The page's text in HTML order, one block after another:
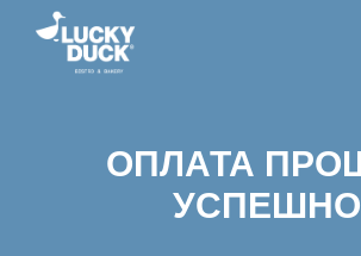
ОПЛАТА
УСПЕШНО